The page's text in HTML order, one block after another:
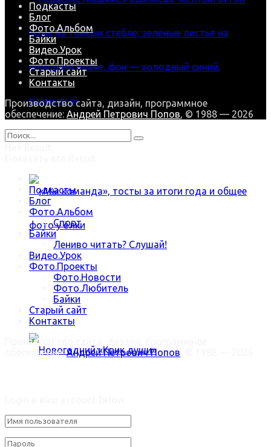
В зимнюю стужу наша Роза цветёт
«Мы команда», тосты за итоги года и общее
фото у ёлки
Trending Метки
Подкасты
Блог
Фото.Альбом
Байки
Видео.Урок
Фото.Проекты
Старый сайт
Контакты
Производство сайта, дизайн, программное
обеспечение: Андрей Петрович Попов, © 1988 — 2026
Подкасты
Блог
Фото.Альбом
Спорт
Байки
Лениво читать? Слушай!
Видео.Урок
Фото.Проекты
Фото.Новости
Фото.Любитель
Байки
Старый сайт
Контакты
Производство сайта, дизайн, программное
обеспечение:Андрей Петрович Попов